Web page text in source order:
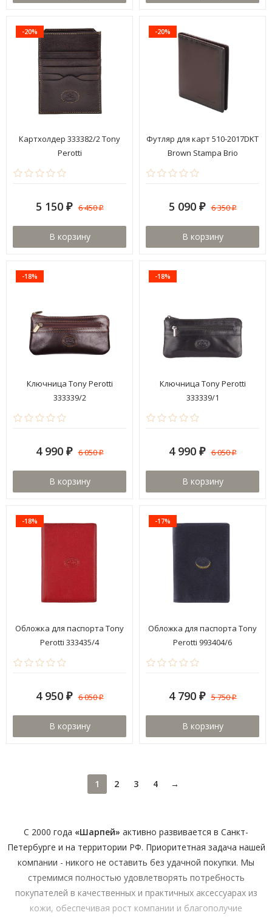
-20%
Картхолдер 333382/2 Tony
Perotti
5 150 ₽ 6 450₽
В корзину
-20%
Футляр для карт 510-2017DKT
Brown Stampa Brio
5 090 ₽ 6 350₽
В корзину
-18%
Ключница Tony Perotti
333339/2
4 990 ₽ 6 050₽
В корзину
-18%
Ключница Tony Perotti
333339/1
4 990 ₽ 6 050₽
В корзину
-18%
Обложка для паспорта Tony
Perotti 333435/4
4 950 ₽ 6 050₽
В корзину
-17%
Обложка для паспорта Tony
Perotti 993404/6
4 790 ₽ 5 750₽
В корзину
1 2 3 4 →
C 2000 года «Шарпей» активно развивается в Санкт-
Петербурге и на территории РФ. Приоритетная задача нашей
компании - никого не оставить без удачной покупки. Мы
стремимся полностью удовлетворять потребность
покупателей в качественных и практичных аксессуарах из
кожи, обеспечивая рост компании и благополучие